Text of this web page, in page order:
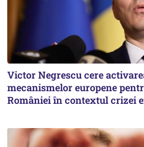
Victor Negrescu cere
mecanismelor europene
României în contextul crizei